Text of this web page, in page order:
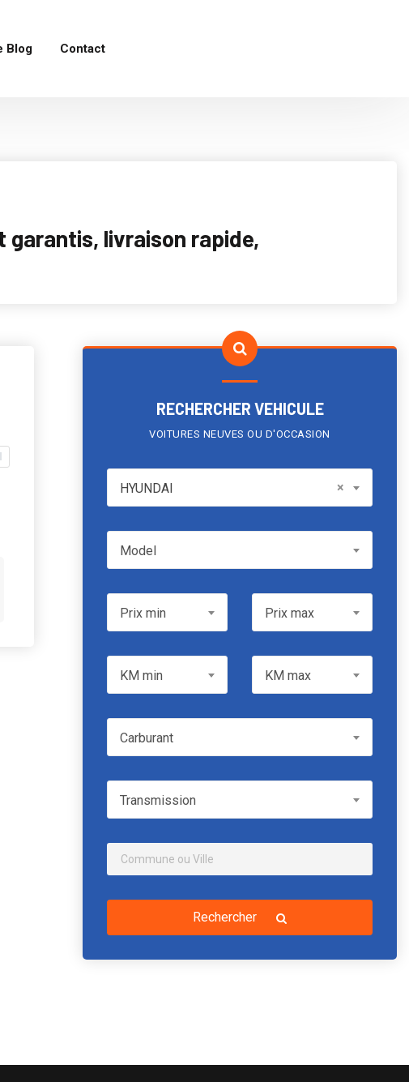
Blog Contact
garantis, livraison rapide,
RECHERCHER VEHICULE
VOITURES NEUVES OU D'OCCASION
HYUNDAI ×
HYUNDAI
ModelModel
Prix minPrix min Prix maxPrix max
KM min KM max
CarburantCarburant
TransmissionTransmission
Rechercher